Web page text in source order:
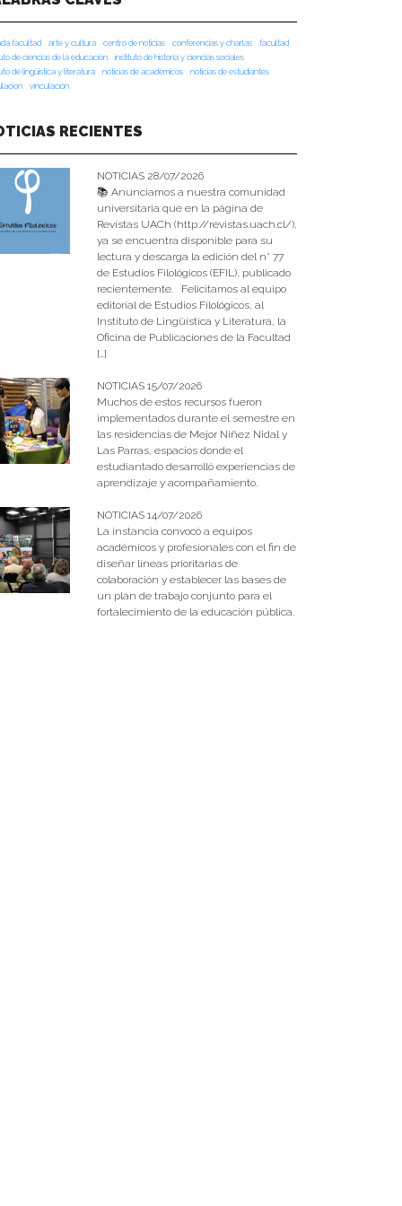
facultad arte y cultura centro de noticias conferencias y charlas
facultad
de ciencias de la educación
instituto de historia y ciencias sociales
de lingüística y literatura
noticias de académicos
noticias de estudiantes
vinculación
RECIENTES
NOTICIAS 28/07/2026
📚 Anunciamos a nuestra comunidad
universitaria que en la página de
Revistas UACh (http://revistas.uach.cl/),
ya se encuentra disponible para su
lectura y descarga la edición del n° 77
de Estudios Filológicos (EFIL), publicado
recientemente. Felicitamos al equipo
editorial de Estudios Filológicos, al
Instituto de Lingüística y Literatura, la
Oficina de Publicaciones de la Facultad
[…]
NOTICIAS 15/07/2026
Muchos de estos recursos fueron
implementados durante el semestre en
las residencias de Mejor Niñez Nidal y
Las Parras, espacios donde el
estudiantado desarrolló experiencias de
aprendizaje y acompañamiento.
NOTICIAS 14/07/2026
La instancia convocó a equipos
académicos y profesionales con el fin de
diseñar líneas prioritarias de
colaboración y establecer las bases de
un plan de trabajo conjunto para el
fortalecimiento de la educación pública.